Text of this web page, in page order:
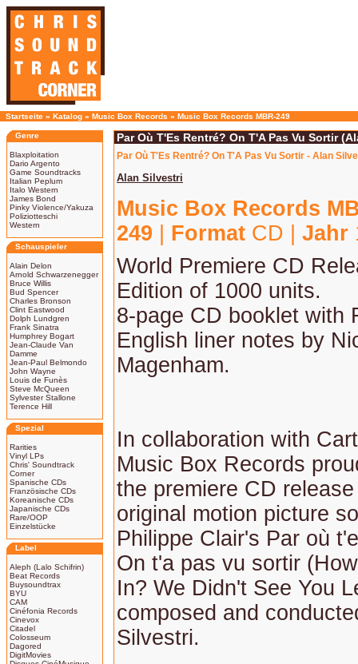
Startseite » Katalog » Music Box Records » Music Box Records MBR-249
Genre
Blaxploitation
Dario Argento
Game Soundtracks
Italian Peplum
Italo Western
James Bond
Pinky Violence/Yakuza
Poliziotteschi
Western
Schauspieler
Alain Delon
Arnold Schwarzenegger
Bruce Willis
Bud Spencer
Charles Bronson
Clint Eastwood
Dolph Lundgren
Frank Sinatra
Humphrey Bogart
Jean-Claude Van
Damme
Jean-Paul Belmondo
John Wayne
Louis de Funès
Steve McQueen
Sylvester Stallone
Terence Hill
Spezial
Rarities
Vinyl LPs
Chris' Soundtrack
Corner
Spanische CDs
Französische CDs
Koreanische CDs
Japanische CDs
Rare/OOP
Einzelstücke
Label
Aleph (Lalo Schifrin)
Beat Records
Buysoundtrax
BYU
CAM
Cinéfonia Records
Cinevox
Citadel
Colosseum
Dagored
DigitMovies
Par Où T'Es Rentré? On T'A Pas Vu Sortir
Par Où T'Es Rentré? On T'A Pas Vu Sortir - Alan
Alan Silvestri
Music Box Records
249
Format CD | Jahr
World Premiere CD
Edition of 1000 units.
8-page CD booklet with
English liner notes by
Magenham.
In collaboration with
Music Box Records
the premiere CD
original motion picture
Philippe Clair's Par où
On t'a pas vu sortir
In? We Didn't See You
composed and
Silvestri.